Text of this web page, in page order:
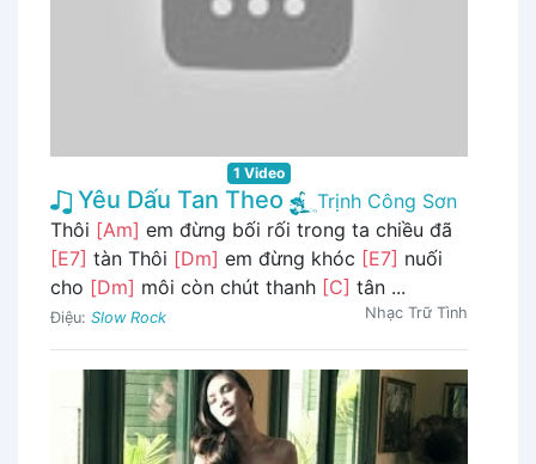
1 Video
Yêu Dấu Tan Theo
Trịnh Công Sơn
Thôi [Am] em đừng bối rối trong ta chiều đã
[E7] tàn Thôi [Dm] em đừng khóc [E7] nuối
cho [Dm] môi còn chút thanh [C] tân ...
Điệu: Slow Rock Nhạc Trữ Tình